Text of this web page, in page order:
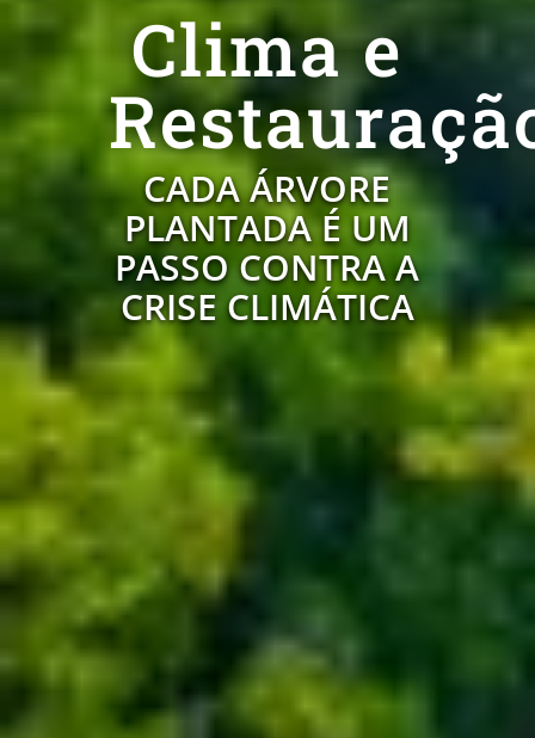
Clima e
CADA ÁRVORE
PLANTADA É UM
PASSO CONTRA A
CRISE CLIMÁTICA